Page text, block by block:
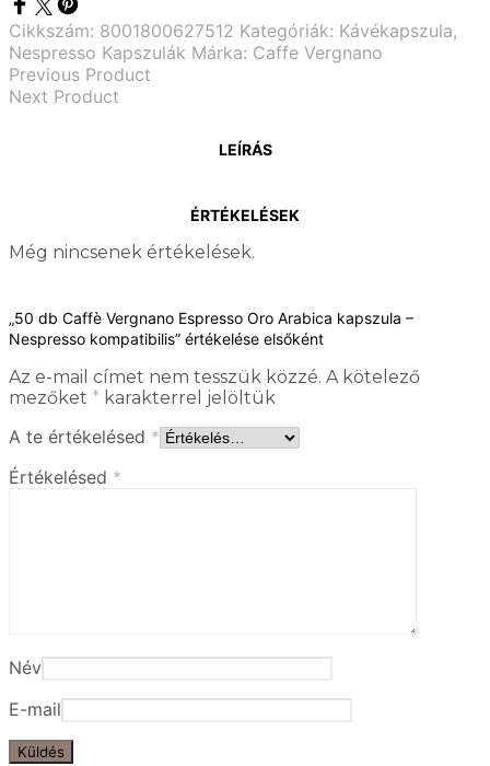
Cikkszám: 8001800627512 Kategóriák: Kávékapszula,
Nespresso Kapszulák Márka: Caffe Vergnano
Previous Product
Next Product
LEÍRÁS
ÉRTÉKELÉSEK
Még nincsenek értékelések.
„50 db Caffè Vergnano Espresso Oro Arabica kapszula –
Nespresso kompatibilis” értékelése elsőként
Az e-mail címet nem tesszük közzé. A kötelező
mezőket * karakterrel jelöltük
A te értékelésed *
Értékelésed *
Név
E-mail